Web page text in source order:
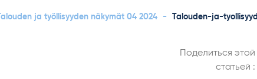
Talouden ja työllisyyden näkymät 04 2024 -
Talouden-ja-
Поделиться этой
статьей :